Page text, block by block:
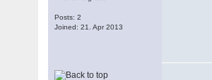
Posts: 2
Joined: 21. Apr 2013